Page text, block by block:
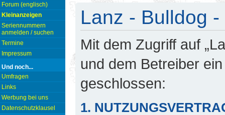
Forum (englisch)
Kleinanzeigen
Seriennummern
anmelden / suchen
Termine
Impressum
Und noch...
Umfragen
Links
Werbung bei uns
Datenschutzklausel
Lanz - Bulldog
Mit dem Zugriff auf
und dem Betreiber
geschlossen:
1.